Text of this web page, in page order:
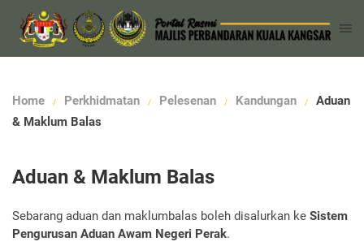
Home Perkhidmatan Pelesenan Kandungan
Aduan
& Maklum Balas
Aduan & Maklum Balas
Sebarang aduan dan maklumbalas boleh disalurkan ke Sistem
Pengurusan Aduan Awam Negeri Perak.